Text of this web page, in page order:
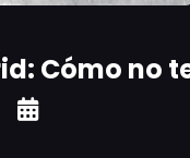
Cómo no